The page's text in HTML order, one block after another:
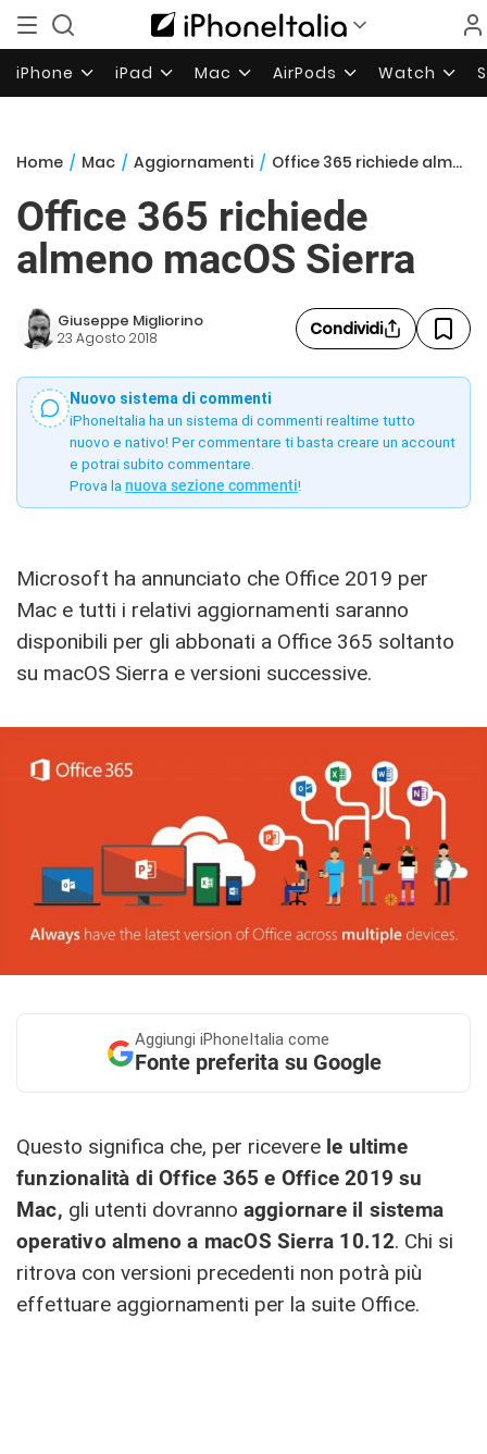
iPhone iPad Mac AirPods Watch
Home / Mac / Aggiornamenti / Office 365 richiede almeno macOS Sierra
Office 365 richiede
almeno macOS Sierra
Giuseppe Migliorino
23 Agosto 2018 Condividi
Nuovo sistema di commenti
iPhoneItalia ha un sistema di commenti realtime tutto
nuovo e nativo! Per commentare ti basta creare un account
e potrai subito commentare.
Prova la nuova sezione commenti!
Microsoft ha annunciato che Office 2019 per
Mac e tutti i relativi aggiornamenti saranno
disponibili per gli abbonati a Office 365 soltanto
su macOS Sierra e versioni successive.
Aggiungi iPhoneItalia come
Fonte preferita su Google
Questo significa che, per ricevere le ultime
funzionalità di Office 365 e Office 2019 su
Mac, gli utenti dovranno aggiornare il sistema
operativo almeno a macOS Sierra 10.12. Chi si
ritrova con versioni precedenti non potrà più
effettuare aggiornamenti per la suite Office.